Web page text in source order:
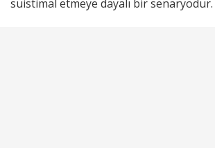
suistimal etmeye dayalı bir senaryodur.